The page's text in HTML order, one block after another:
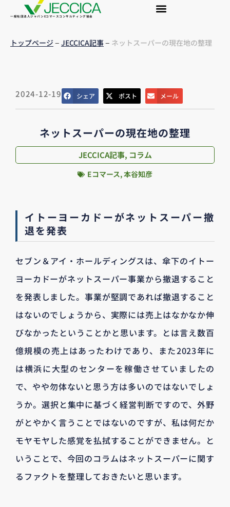
一般社団法人ジャパンEコマースコンサルティング協会
トップページ– JECCICA記事– ネットスーパーの現在地の整理
2024-12-19 シェア ポスト メール
ネットスーパーの現在地の整理
JECCICA記事, コラム
Eコマース,本谷知彦
イトーヨーカドーがネットスーパー撤
退を発表
セブン＆アイ・ホールディングスは、傘下のイトー
ヨーカドーがネットスーパー事業から撤退すること
を発表しました。事業が堅調であれば撤退すること
はないのでしょうから、実際には売上はなかなか伸
びなかったということかと思います。とは言え数百
億規模の売上はあったわけであり、また2023年に
は横浜に大型のセンターを稼働させていましたの
で、やや勿体ないと思う方は多いのではないでしょ
うか。選択と集中に基づく経営判断ですので、外野
がとやかく言うことではないのですが、私は何だか
モヤモヤした感覚を払拭することができません。と
いうことで、今回のコラムはネットスーパーに関す
るファクトを整理しておきたいと思います。